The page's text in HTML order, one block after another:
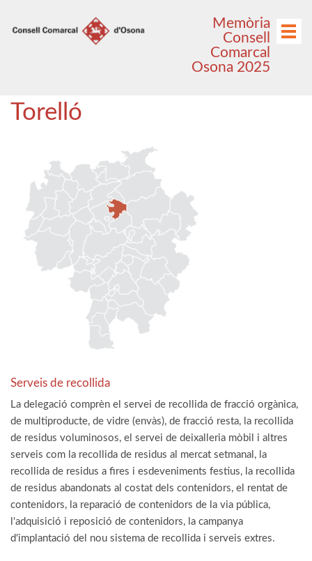
Menú
Memòria
Consell
Comarcal
Osona 2025
Torelló
Serveis de recollida
La delegació comprèn el servei de recollida de fracció orgànica,
de multiproducte, de vidre (envàs), de fracció resta, la recollida
de residus voluminosos, el servei de deixalleria mòbil i altres
serveis com la recollida de residus al mercat setmanal, la
recollida de residus a fires i esdeveniments festius, la recollida
de residus abandonats al costat dels contenidors, el rentat de
contenidors, la reparació de contenidors de la via pública,
l'adquisició i reposició de contenidors, la campanya
d'implantació del nou sistema de recollida i serveis extres.